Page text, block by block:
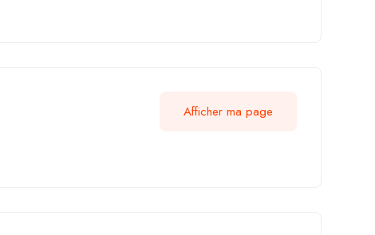
Afficher ma page